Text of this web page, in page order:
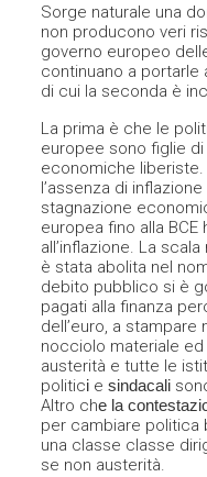
Sorge naturale una
non producono veri
governo europeo
continuano a portarle
di cui la seconda è
La prima è che le
europee sono figlie
economiche
l’assenza di inflazione
stagnazione
europea fino alla
all’inflazione. La
è stata abolita nel
debito pubblico si è
pagati alla finanza
dell’euro, a stampare
nocciolo materiale
austerità e tutte le
politici esindacali
Altro che la
per cambiare politica
una classe classe
se non austerità.